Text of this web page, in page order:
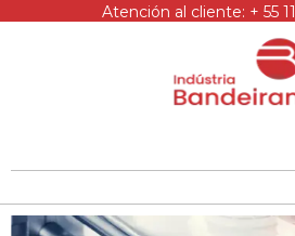
Atención al cliente: + 55